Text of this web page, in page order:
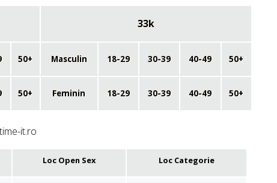
33k
50+ Masculin 18-29 30-39 40-49 50+
50+ Feminin 18-29 30-39 40-49 50+
it.ro